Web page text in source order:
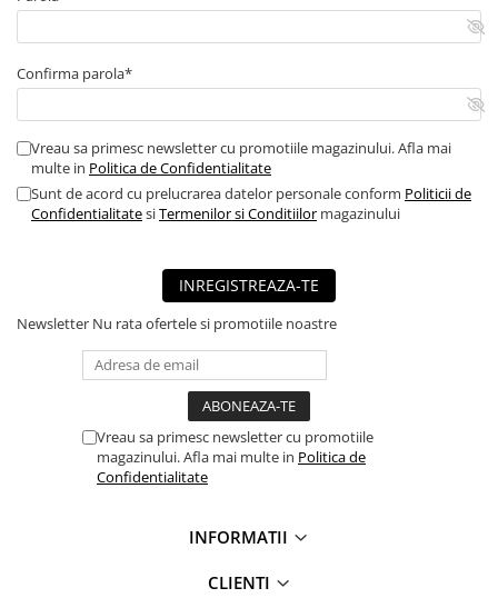
■ Vulcanizare
■ Vopsea spray
■ Sistem AC
■ Bancuri de scule
■ Ulei motor RAVENOL
■ Ulei motor LIQUI MOLY
■ Ulei motor CASTROL
■ Ulei motor MOBIL
■ Ulei motor FUCHS
■ Ulei motor VALVOLINE
Confirma parola*
Vreau sa primesc newsletter cu promotiile magazinului. Afla mai
multe in Politica de Confidentialitate
Sunt de acord cu prelucrarea datelor personale conform Politicii de
ConfidentialitatesiTermenilor si Conditiilor magazinului
INREGISTREAZA-TE
Newsletter Nu rata ofertele si promotiile noastre
Vreau sa primesc newsletter cu promotiile
magazinului. Afla mai multe in Politica de
Confidentialitate
INFORMATII
CLIENTI